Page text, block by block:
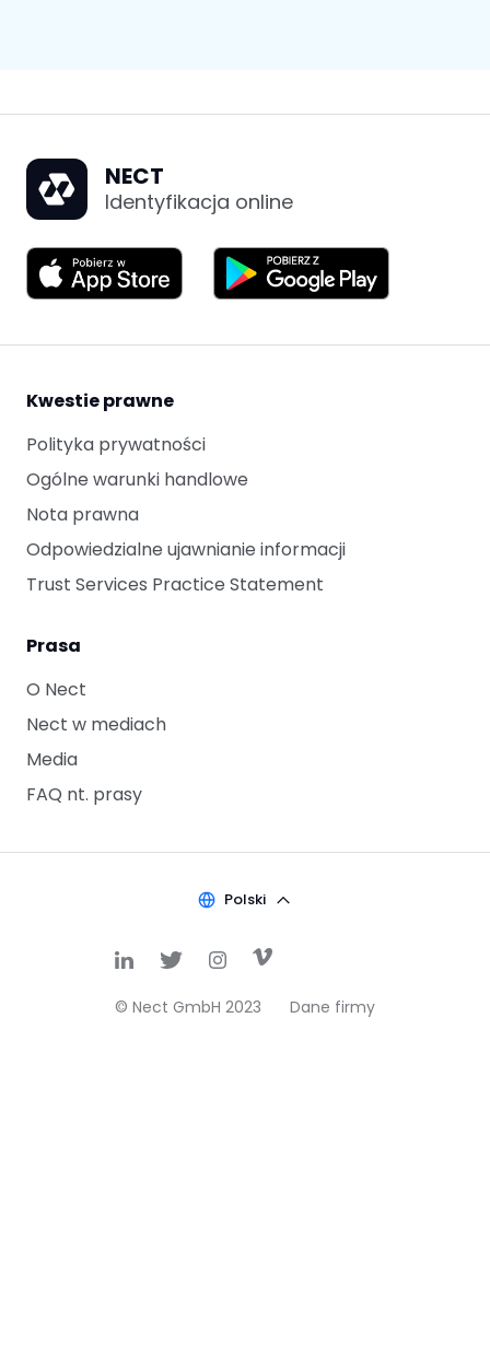
NECT
Identyfikacja online
Kwestie prawne
Polityka prywatności
Ogólne warunki handlowe
Nota prawna
Odpowiedzialne ujawnianie informacji
Trust Services Practice Statement
Prasa
O Nect
Nect w mediach
Media
FAQ nt. prasy
Polski
© Nect GmbH 2023 Dane firmy